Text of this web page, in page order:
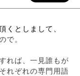
くとしまして、
で。
れば、一見誰もが
れぞれの専門用語